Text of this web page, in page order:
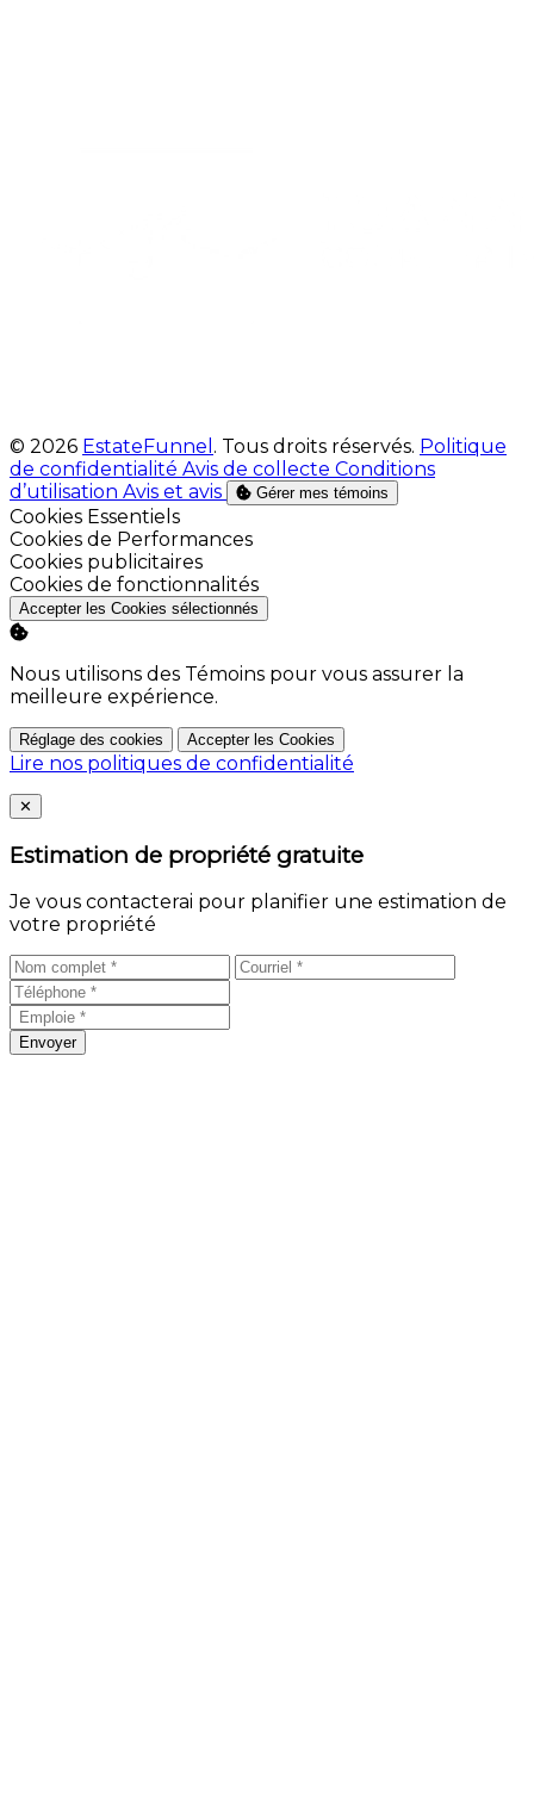
© 2026 EstateFunnel . Tous droits réservés. Politique
de confidentialité Avis de collecte Conditions
d’utilisation Avis et avis Gérer mes témoins
Activer
Cookies Essentiels
Activer
Cookies de Performances
Activer
Cookies publicitaires
Activer
Cookies de fonctionnalités
Accepter les Cookies sélectionnés
Nous utilisons des Témoins pour vous assurer la
meilleure expérience.
Réglage des cookies Accepter les Cookies
Lire nos politiques de confidentialité
Close
✕
Estimation de propriété gratuite
Je vous contacterai pour planifier une estimation de
votre propriété
Envoyer